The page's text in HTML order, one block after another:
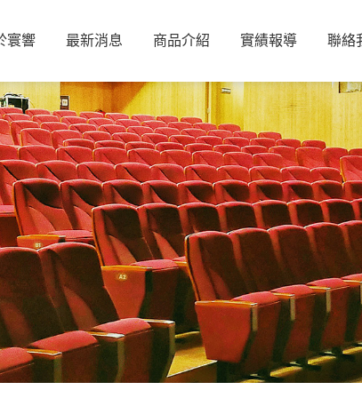
寰響 最新消息 商品介紹
PROEL
PROEL專業音響系統
喇叭
擴大機
混音器
處理器
麥克風
PROEL專業音頻線材
麥克風線
喇叭線
ACTIVE AUDIO
RAY-ON SERIES
STEPARRAY SERIES
WILLIAMS AV
DIGI-WAVE
Infinium藍芽傳輸
BITTNER
HARVEY
量測儀器
量測麥克風
BOGEN
NEAR系列喇叭
JOCAVI
ATP系列
實績報導 聯絡